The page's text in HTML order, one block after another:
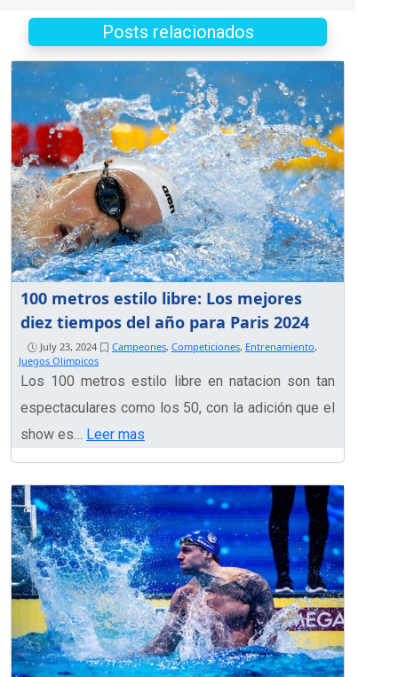
Posts relacionados
100 metros estilo libre: Los mejores
diez tiempos del año para Paris 2024
July 23, 2024 Campeones, Competiciones, Entrenamiento,
Juegos Olimpicos
Los 100 metros estilo libre en natacion son tan
espectaculares como los 50, con la adición que el
show es… Leer mas